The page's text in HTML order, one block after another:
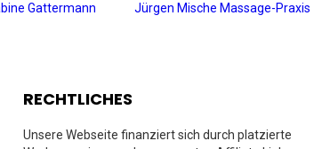
Gattermann Jürgen Mische Massage-Praxis
RECHTLICHES
Unsere Webseite finanziert sich durch platzierte